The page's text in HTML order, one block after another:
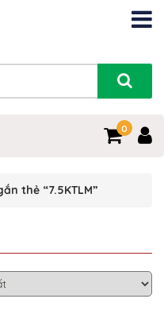
0
thẻ “7.5KTLM”